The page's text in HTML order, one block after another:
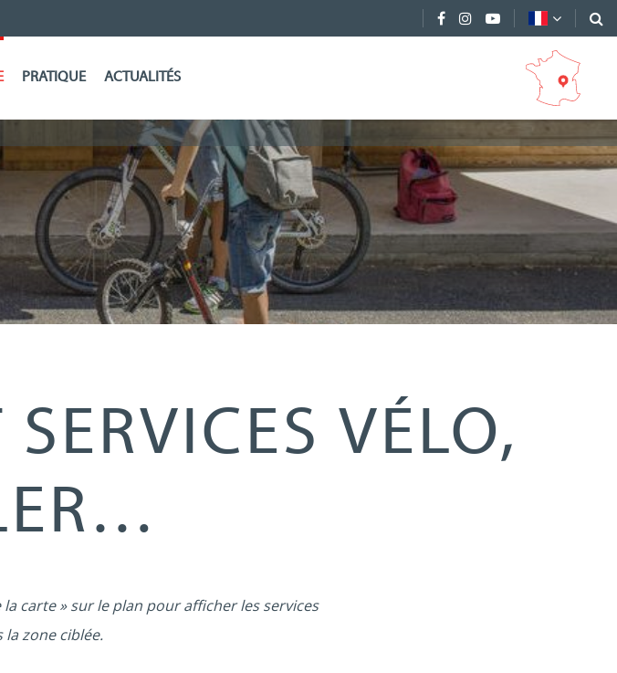
PRATIQUE ACTUALITÉS
VÉLO,
carte » sur le plan pour afficher les services
zone ciblée.